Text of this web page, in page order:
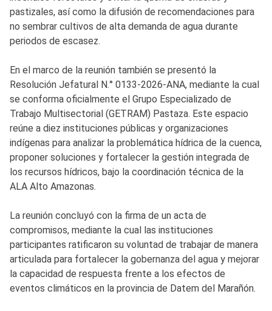
pastizales, así como la difusión de recomendaciones para
no sembrar cultivos de alta demanda de agua durante
periodos de escasez.
En el marco de la reunión también se presentó la
Resolución Jefatural N.° 0133-2026-ANA, mediante la cual
se conforma oficialmente el Grupo Especializado de
Trabajo Multisectorial (GETRAM) Pastaza. Este espacio
reúne a diez instituciones públicas y organizaciones
indígenas para analizar la problemática hídrica de la cuenca,
proponer soluciones y fortalecer la gestión integrada de
los recursos hídricos, bajo la coordinación técnica de la
ALA Alto Amazonas.
La reunión concluyó con la firma de un acta de
compromisos, mediante la cual las instituciones
participantes ratificaron su voluntad de trabajar de manera
articulada para fortalecer la gobernanza del agua y mejorar
la capacidad de respuesta frente a los efectos de
eventos climáticos en la provincia de Datem del Marañón.